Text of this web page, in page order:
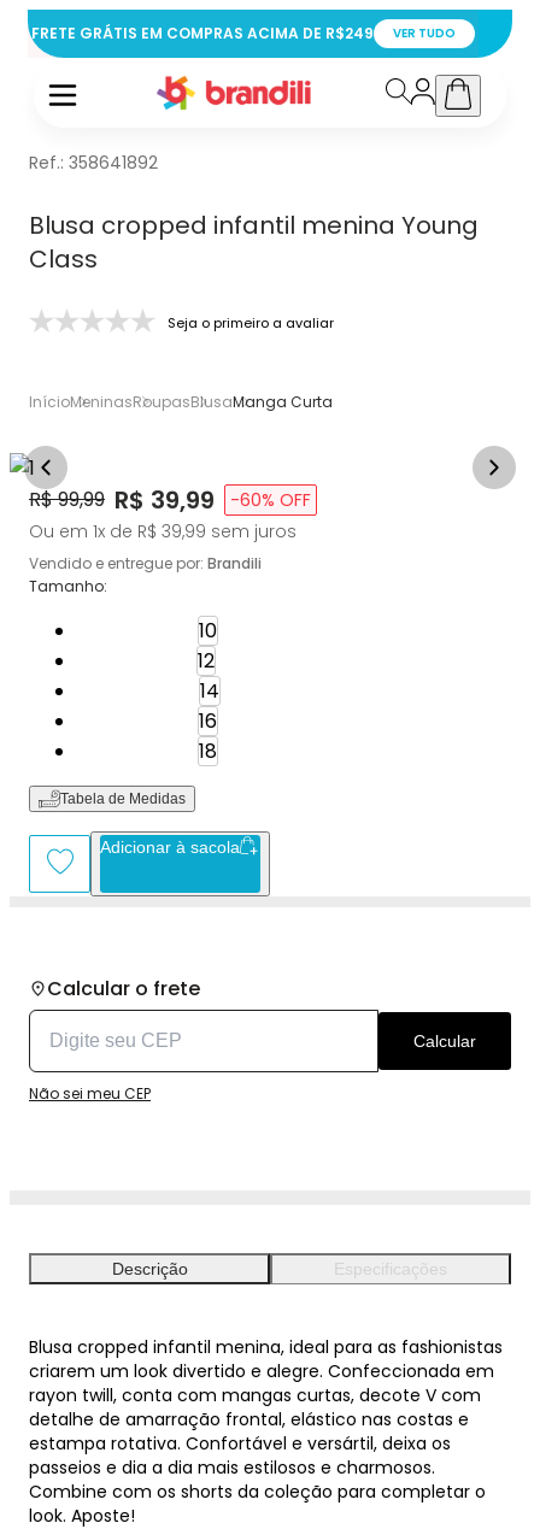
FRETE GRÁTIS EM COMPRAS ACIMA DE R$249 VER TUDO
Ref.: 358641892
Blusa cropped infantil menina Young
Class
Seja o primeiro a avaliar
InícioMeninasRoupasBlusaManga Curta
Original Price:
R$ 99,99 Price:
R$ 39,99 -60% OFF
Ou em 1x de R$ 39,99 sem juros
Vendido e entregue por: Brandili
Tamanho:
10
12
14
16
18
Tabela de Medidas
Adicionar à sacola
Calcular o frete
Calcular
Não sei meu CEP
Descrição Especificações
Blusa cropped infantil menina, ideal para as fashionistas
criarem um look divertido e alegre. Confeccionada em
rayon twill, conta com mangas curtas, decote V com
detalhe de amarração frontal, elástico nas costas e
estampa rotativa. Confortável e versártil, deixa os
passeios e dia a dia mais estilosos e charmosos.
Combine com os shorts da coleção para completar o
look. Aposte!